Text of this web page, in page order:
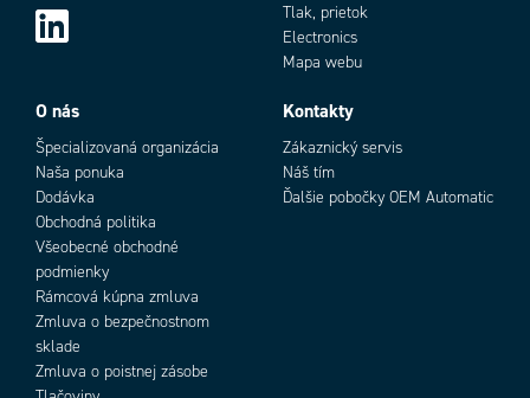
Tlak, prietok
Electronics
Mapa webu
O nás
Špecializovaná organizácia
Naša ponuka
Dodávka
Obchodná politika
Všeobecné obchodné
podmienky
Rámcová kúpna zmluva
Zmluva o bezpečnostnom
sklade
Zmluva o poistnej zásobe
Kontakty
Zákaznický servis
Náš tím
Ďalšie pobočky OEM Automatic